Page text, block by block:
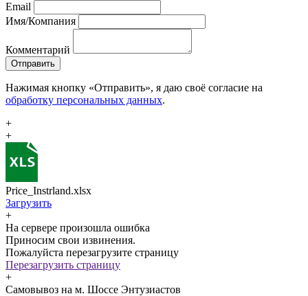
Email
Имя/Компания
Комментарий
Отправить
Нажимая кнопку «Отправить», я даю своё согласие на
обработку персональных данных.
+
+
Price_Instrland.xlsx
Загрузить
+
На сервере произошла ошибка
Приносим свои извинения.
Пожалуйста перезагрузите страницу
Перезагрузить страницу
+
Самовывоз на м. Шоссе Энтузиастов